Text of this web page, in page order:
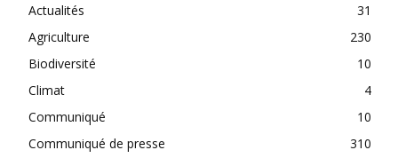
Actualités
31
Agriculture
230
Biodiversité
10
Climat
4
Communiqué
10
Communiqué de presse
310